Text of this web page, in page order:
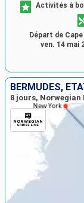
Activités à
Départ de
ven. 14 mai
BERMUDES,
8 jours, Norwegian